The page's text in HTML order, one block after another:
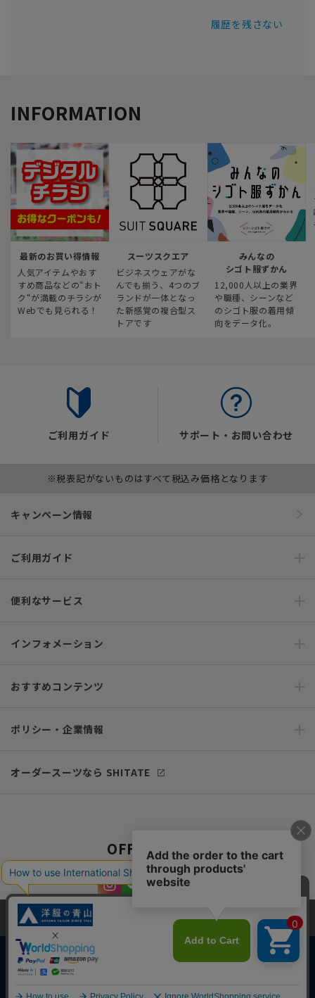
履歴を残さない
INFORMATION
最新のお買い得情報
人気アイテムやおす
すめ商品などの“おト
ク“が満載のチラシが
Webでも見られる！
スーツスクエア
ビジネスウェアがな
んでも揃う、4つのブ
ランドが一体となっ
た新感覚の複合型ス
トアです
みんなの
シゴト服ずかん
12,000人以上の業界
や職種、シーンなど
のシゴト服の着用傾
向をデータ化。
ご利用ガイド サポート・お問い合わせ
※税表記がないものはすべて税込み価格となります
キャンペーン情報
ご利用ガイド
便利なサービス
インフォメーション
おすすめコンテンツ
ポリシー・企業情報
オーダースーツなら SHITATE
OFFICIAL SNS
当サイトでは、快適な閲覧体験とコンテンツ改善のためにCookieを使用
しています。閲覧を続けることで、Cookieの使用に同意したものとみな
します。詳細については